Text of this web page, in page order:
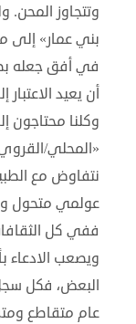
وتتجاوز المحن.
بني عمار» إلى
في أفق جعله
أن يعيد
وكلنا محتاجون
«المحلي/
نتفاوض مع
عولمي متحول
ففي كل
ويصعب الادعاء
البعض، فكل
عام متقاطع